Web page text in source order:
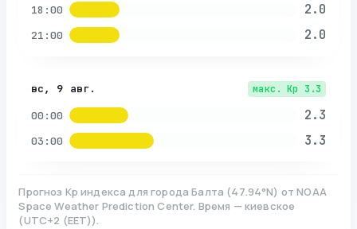
18:00 2.0
21:00 2.0
вс, 9 авг. макс. Kp 3.3
00:00 2.3
03:00 3.3
Прогноз Kp индекса для города Балта (47.94°N) от NOAA
Space Weather Prediction Center. Время — киевское
(UTC+2 (EET)).